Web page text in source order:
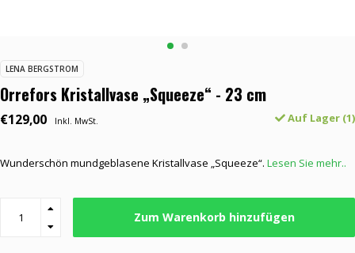
LENA BERGSTROM
Orrefors Kristallvase „Squeeze“ - 23 cm
€129,00 Inkl. MwSt. Auf Lager (1)
Wunderschön mundgeblasene Kristallvase „Squeeze“. Lesen Sie mehr..
Zum Warenkorb hinzufügen